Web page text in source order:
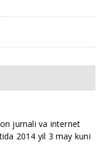
jurnali va internet
2014 yil 3 may kuni